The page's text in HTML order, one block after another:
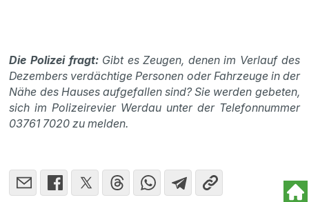
Die Polizei fragt: Gibt es Zeugen, denen im Verlauf des
Dezembers verdächtige Personen oder Fahrzeuge in der
Nähe des Hauses aufgefallen sind? Sie werden gebeten,
sich im Polizeirevier Werdau unter der Telefonnummer
03761 7020 zu melden.